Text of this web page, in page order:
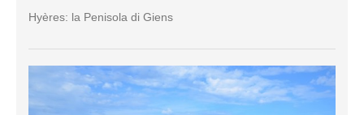
Hyères: la Penisola di Giens